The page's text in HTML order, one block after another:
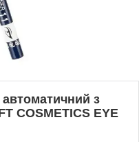
з
COSMETICS EYE